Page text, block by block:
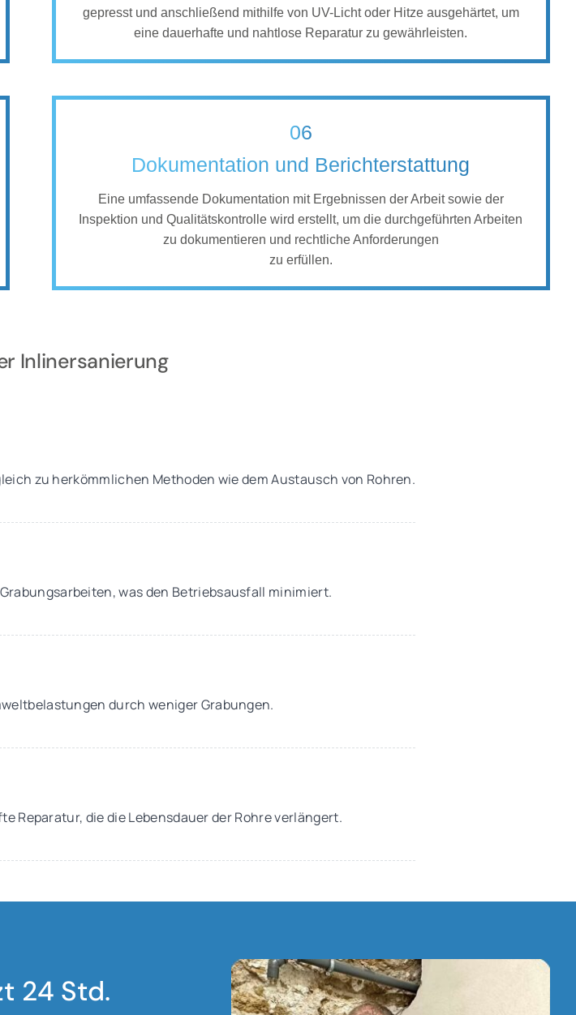
gepresst und anschließend mithilfe von UV-Licht oder Hitze ausgehärtet, um
eine dauerhafte und nahtlose Reparatur zu gewährleisten.
06
Dokumentation und Berichterstattung
Eine umfassende Dokumentation mit Ergebnissen der Arbeit sowie der
Inspektion und Qualitätskontrolle wird erstellt, um die durchgeführten Arbeiten
zu dokumentieren und rechtliche Anforderungen
zu erfüllen.
Inlinersanierung
zu herkömmlichen Methoden wie dem Austausch von Rohren.
was den Betriebsausfall minimiert.
durch weniger Grabungen.
Reparatur, die die Lebensdauer der Rohre verlängert.
24 Std.